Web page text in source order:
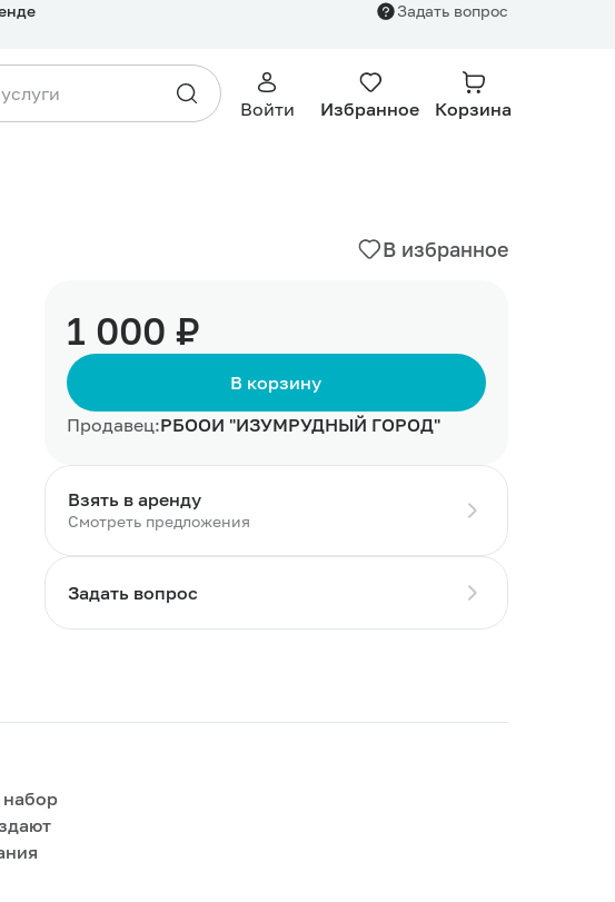
Задать вопрос
Войти Избранное Корзина
1 000.00 ₽ В корзину
В избранное
1 000 ₽
В корзину
Продавец:РБООИ "ИЗУМРУДНЫЙ ГОРОД"
Взять в аренду
Смотреть предложения
Задать вопрос